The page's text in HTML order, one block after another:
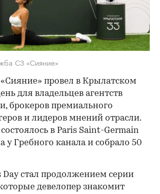
СЗ «Сияние»
провел в Крылатском
для владельцев агентств
брокеров премиального
и лидеров мнений отрасли.
в Paris Saint-Germain
у Гребного канала и собрало 50
Day стал продолжением серии
девелопер знакомит